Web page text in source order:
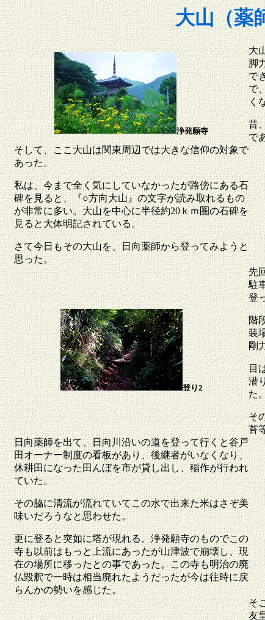
大山（薬
浄発願寺
大
脚
で
で
く
昔
で
そして、ここ大山は関東周辺では大きな信仰の対象で
あった。
私は、今まで全く気にしていなかったが路傍にある石
碑を見ると、『○方向大山』の文字が読み取れるもの
が非常に多い。大山を中心に半径約20ｋｍ圏の石碑を
見ると大体明記されている。
さて今日もその大山を、日向薬師から登ってみようと
思った。
登り2
先
駐
登
階
装
剛
目
潜
た
そ
苔
日向薬師を出て、日向川沿いの道を登って行くと谷戸
田オーナー制度の看板があり、後継者がいなくなり、
休耕田になった田んぼを市が貸し出し、稲作が行われ
ていた。
その脇に清流が流れていてこの水で出来た米はさぞ美
味いだろうなと思わせた。
更に登ると突如に塔が現れる。浄発願寺のものでこの
寺も以前はもっと上流にあったが山津波で崩壊し、現
在の場所に移ったとの事であった。この寺も明治の廃
仏毀釈で一時は相当廃れたようだったが今は往時に戻
らんかの勢いを感じた。
そ
友